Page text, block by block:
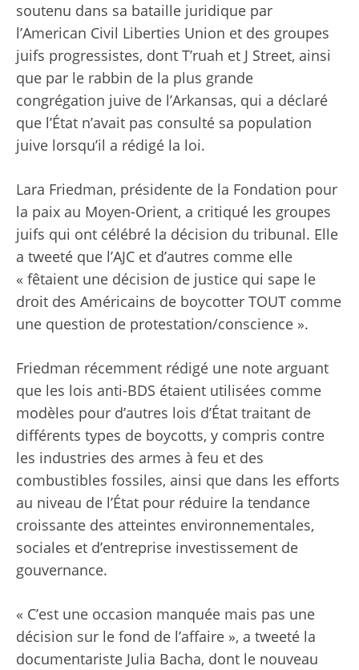
soutenu dans sa bataille juridique par
l’American Civil Liberties Union et des groupes
juifs progressistes, dont T’ruah et J Street, ainsi
que par le rabbin de la plus grande
congrégation juive de l’Arkansas, qui a déclaré
que l’État n’avait pas consulté sa population
juive lorsqu’il a rédigé la loi.
Lara Friedman, présidente de la Fondation pour
la paix au Moyen-Orient, a critiqué les groupes
juifs qui ont célébré la décision du tribunal. Elle
a tweeté que l’AJC et d’autres comme elle
« fêtaient une décision de justice qui sape le
droit des Américains de boycotter TOUT comme
une question de protestation/conscience ».
Friedman récemment rédigé une note arguant
que les lois anti-BDS étaient utilisées comme
modèles pour d’autres lois d’État traitant de
différents types de boycotts, y compris contre
les industries des armes à feu et des
combustibles fossiles, ainsi que dans les efforts
au niveau de l’État pour réduire la tendance
croissante des atteintes environnementales,
sociales et d’entreprise investissement de
gouvernance.
« C’est une occasion manquée mais pas une
décision sur le fond de l’affaire », a tweeté la
documentariste Julia Bacha, dont le nouveau